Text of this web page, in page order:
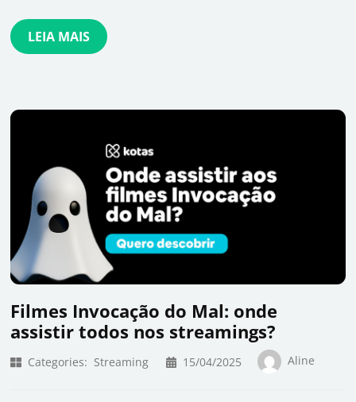
LEIA MAIS
Filmes Invocação do Mal: onde
assistir todos nos streamings?
Categories: Streaming 15/04/2025 Aline